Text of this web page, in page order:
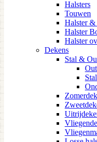
Halsters
Touwen
Halster &
Halster
Halster
Dekens
Stal &